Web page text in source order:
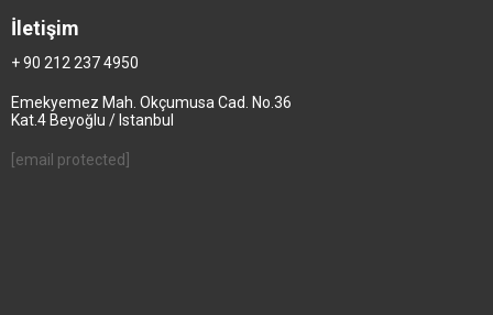
İletişim
+ 90 212 237 4950
Emekyemez Mah. Okçumusa Cad. No.36
Kat.4 Beyoğlu / Istanbul
[email protected]